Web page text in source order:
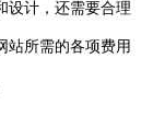
设计，还需要合理
站所需的各项费用